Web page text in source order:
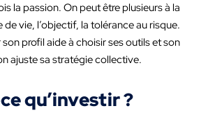
la passion. On peut être plusieurs à la
de vie, l’objectif, la tolérance au risque.
profil aide à choisir ses outils et son
ajuste sa stratégie collective.
qu’investir ?